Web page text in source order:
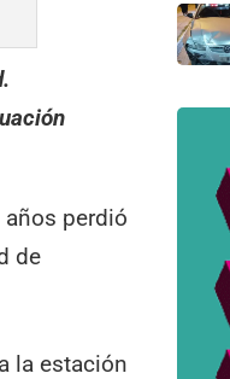
perdió
de
la estación